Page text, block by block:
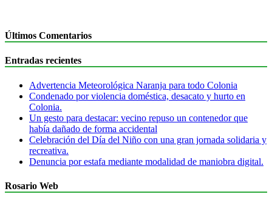
Últimos Comentarios
Entradas recientes
Advertencia Meteorológica Naranja para todo Colonia
Condenado por violencia doméstica, desacato y hurto en
Colonia.
Un gesto para destacar: vecino repuso un contenedor que
había dañado de forma accidental
Celebración del Día del Niño con una gran jornada solidaria y
recreativa.
Denuncia por estafa mediante modalidad de maniobra digital.
Rosario Web